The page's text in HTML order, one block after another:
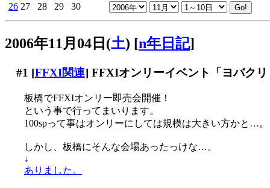
26 27 28 29 30
2006年11月04日(土) [n年日記]
#1 [FFXI関連] FFXIオンリーイベント「ヨバクリ
板橋でFFXIオンリー即売会開催！
という事で行ってまいります。
100spって事はオンリーにしては規模は大きい方かと…。
しかし、板橋にそんな会場あったっけな…。
↓
ありました。